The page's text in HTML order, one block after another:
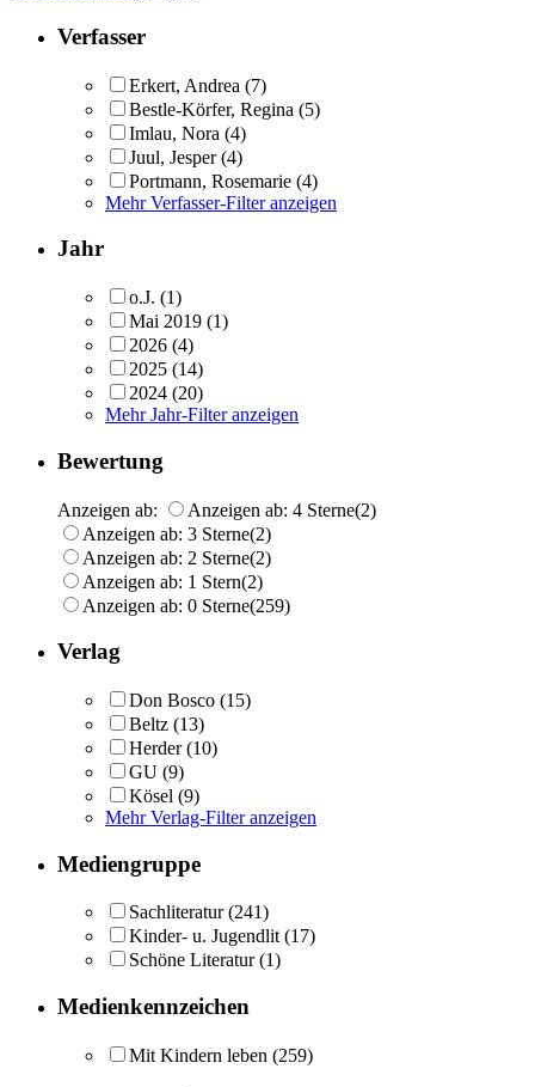
Verfasser
Erkert, Andrea (7)
Bestle-Körfer, Regina (5)
Imlau, Nora (4)
Juul, Jesper (4)
Portmann, Rosemarie (4)
Mehr Verfasser-Filter anzeigen
Jahr
o.J. (1)
Mai 2019 (1)
2026 (4)
2025 (14)
2024 (20)
Mehr Jahr-Filter anzeigen
Bewertung
Anzeigen ab: Anzeigen ab: 4 Sterne(2)
Anzeigen ab: 3 Sterne(2)
Anzeigen ab: 2 Sterne(2)
Anzeigen ab: 1 Stern(2)
Anzeigen ab: 0 Sterne(259)
Verlag
Don Bosco (15)
Beltz (13)
Herder (10)
GU (9)
Kösel (9)
Mehr Verlag-Filter anzeigen
Mediengruppe
Sachliteratur (241)
Kinder- u. Jugendlit (17)
Schöne Literatur (1)
Medienkennzeichen
Mit Kindern leben (259)